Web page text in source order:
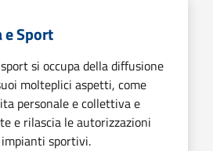
Sport
si occupa della diffusione
molteplici aspetti, come
personale e collettiva e
e rilascia le autorizzazioni
sportivi.